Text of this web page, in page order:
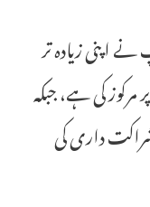
اپنی زیادہ تر
کی ہے، جبکہ
داری کی